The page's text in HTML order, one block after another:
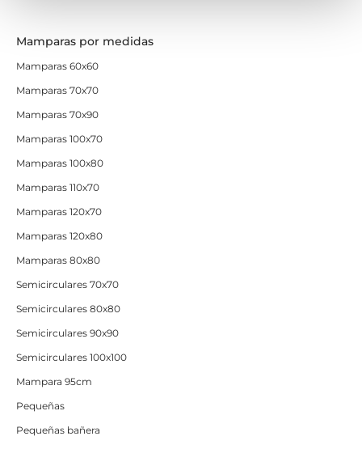
Mamparas por medidas
Mamparas 60x60
Mamparas 70x70
Mamparas 70x90
Mamparas 100x70
Mamparas 100x80
Mamparas 110x70
Mamparas 120x70
Mamparas 120x80
Mamparas 80x80
Semicirculares 70x70
Semicirculares 80x80
Semicirculares 90x90
Semicirculares 100x100
Mampara 95cm
Pequeñas
Pequeñas bañera